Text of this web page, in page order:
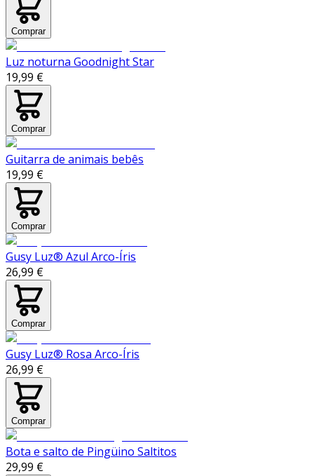
Comprar
Luz noturna Goodnight Star
19,99 €
Comprar
Guitarra de animais bebês
19,99 €
Comprar
Gusy Luz® Azul Arco-Íris
26,99 €
Comprar
Gusy Luz® Rosa Arco-Íris
26,99 €
Comprar
Bota e salto de Pingüino Saltitos
29,99 €